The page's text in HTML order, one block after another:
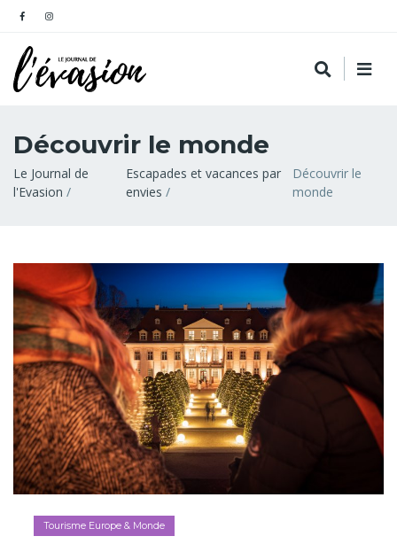
Découvrir le monde
Fil
d'Ariane
Le Journal de
l'Evasion
Escapades et vacances par
envies
Découvrir le
monde
Tourisme Europe & Monde